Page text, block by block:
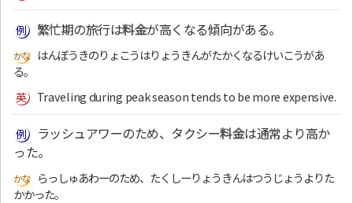
繁忙期の旅行は料金が高くなる傾向がある。
はんぼうきのりょこうはりょうきんがたかくなるけいこうがあ
る。
Traveling during peak season tends to be more expensive.
ラッシュアワーのため、タクシー料金は通常より高か
った。
らっしゅあわーのため、たくしーりょうきんはつうじょうよりた
かかった。